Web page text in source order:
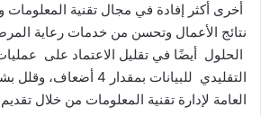
أخرى أكثر إفادة في مجال تقنية المعلومات
نتائج الأعمال وتحسن من خدمات رعاية
الحلول أيضًا في تقليل الاعتماد على
التقليدي للبيانات بمقدار
العامة لإدارة تقنية المعلومات من خلال